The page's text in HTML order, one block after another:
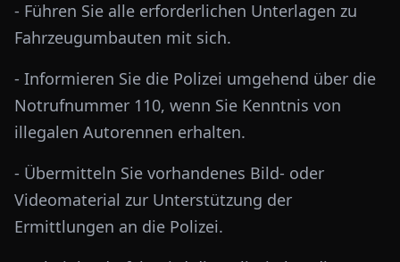
- Führen Sie alle erforderlichen Unterlagen zu
Fahrzeugumbauten mit sich.
- Informieren Sie die Polizei umgehend über die
Notrufnummer 110, wenn Sie Kenntnis von
illegalen Autorennen erhalten.
- Übermitteln Sie vorhandenes Bild- oder
Videomaterial zur Unterstützung der
Ermittlungen an die Polizei.